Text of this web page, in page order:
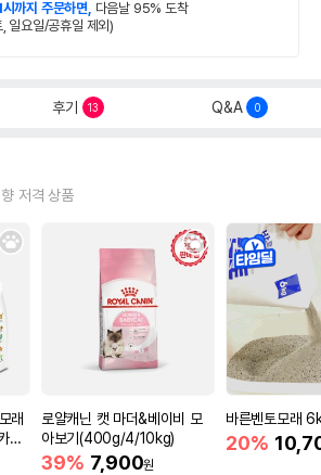
까지 주문하면, 다음날 95% 도착
, 일요일/공휴일 제외)
후기 13 Q&A 0
저격 상품
래
사
로얄캐닌 캣 마더&베이비 모
아보기(400g/4/10kg)
39% 7,900원
바른벤토모래
20%